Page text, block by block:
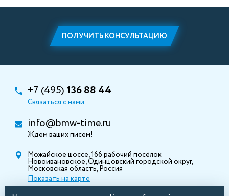
ПОЛУЧИТЬ КОНСУЛЬТАЦИЮ
+7 (495) 136 88 44
Связаться с нами
info@bmw-time.ru
Ждем ваших писем!
Можайское шоссе, 166 рабочий посёлок
Новоивановское, Одинцовский городской округ,
Московская область, Россия
Показать на карте